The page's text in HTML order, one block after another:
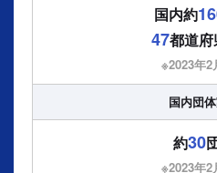
国内約
47都道
※2023年2
国内団
約30
※2023年2